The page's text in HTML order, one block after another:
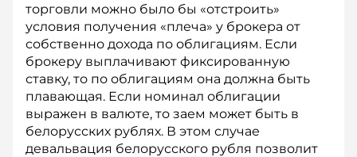
торговли можно было бы «отстроить»
условия получения «плеча» у брокера от
собственно дохода по облигациям. Если
брокеру выплачивают фиксированную
ставку, то по облигациям она должна быть
плавающая. Если номинал облигации
выражен в валюте, то заем может быть в
белорусских рублях. В этом случае
девальвация белорусского рубля позволит